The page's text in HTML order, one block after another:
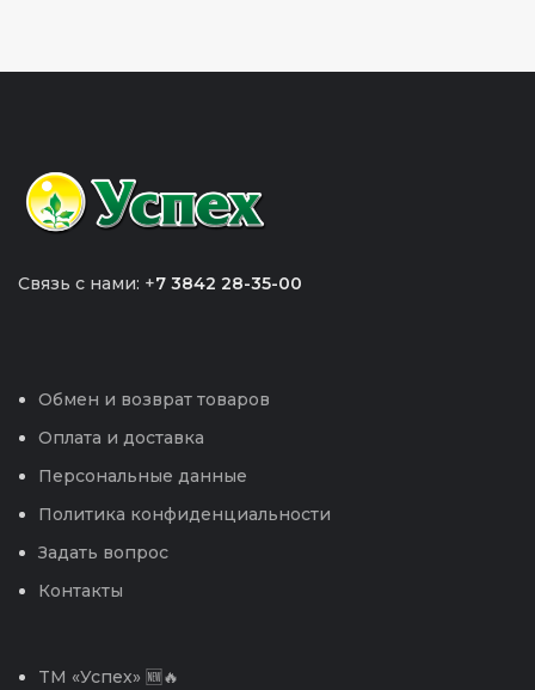
Связь с нами: +7 3842 28-35-00
Обмен и возврат товаров
Оплата и доставка
Персональные данные
Политика конфиденциальности
Задать вопрос
Контакты
TM «Успех» 🆕🔥